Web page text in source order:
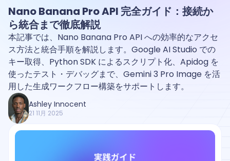
Nano Banana Pro API 完全ガイド：接続か
ら統合まで徹底解説
本記事では、Nano Banana Pro API への効率的なアクセ
ス方法と統合手順を解説します。Google AI Studio での
キー取得、Python SDK によるスクリプト化、Apidog を
使ったテスト・デバッグまで、Gemini 3 Pro Image を活
用した生成ワークフロー構築をサポートします。
Ashley Innocent
21 11月 2025